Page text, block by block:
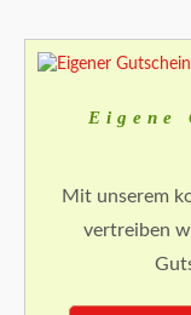
Eigene
Mit unserem
vertreiben